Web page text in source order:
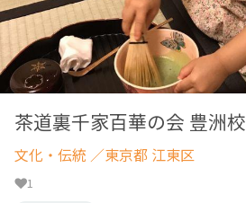
茶道裏千家百華の会 豊洲校
文化・伝統 ／東京都 江東区
1